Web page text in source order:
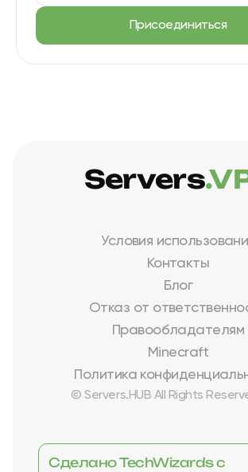
Присоединиться
Условия
Контакты
Блог
Отказ от
Правообладателям
Minecraft
Политика
© Servers.HUB All Rights
Servers
Сделано TechWizards с